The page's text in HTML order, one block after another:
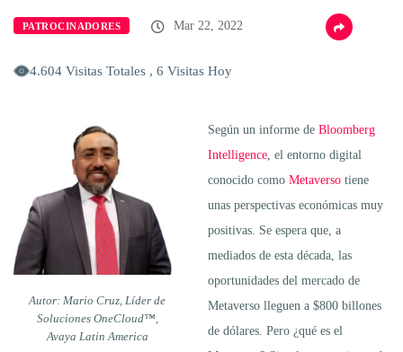
PATROCINADORES Mar 22, 2022
4.604 Visitas Totales , 6 Visitas Hoy
Autor: Mario Cruz, Líder de
Soluciones OneCloud™,
Avaya Latin America
Según un informe de Bloomberg
Intelligence , el entorno digital
conocido como Metaverso tiene
unas perspectivas económicas muy
positivas. Se espera que, a
mediados de esta década, las
oportunidades del mercado de
Metaverso lleguen a $800 billones
de dólares. Pero ¿qué es el